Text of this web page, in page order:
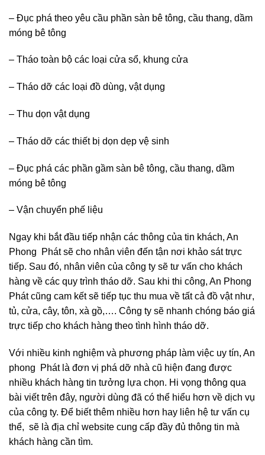
– Đục phá theo yêu cầu phần sàn bê tông, cầu thang, dầm
móng bê tông
– Tháo toàn bộ các loại cửa sổ, khung cửa
– Tháo dỡ các loại đồ dùng, vật dụng
– Thu dọn vật dụng
– Tháo dỡ các thiết bị dọn dẹp vệ sinh
– Đục phá các phần gầm sàn bê tông, cầu thang, dầm
móng bê tông
– Vận chuyển phế liệu
Ngay khi bắt đầu tiếp nhận các thông của tin khách, An
Phong Phát sẽ cho nhân viên đến tận nơi khảo sát trực
tiếp. Sau đó, nhân viên của công ty sẽ tư vấn cho khách
hàng về các quy trình tháo dỡ. Sau khi thi công, An Phong
Phát cũng cam kết sẽ tiếp tục thu mua về tất cả đồ vật như,
tủ, cửa, cây, tôn, xà gồ,…. Công ty sẽ nhanh chóng báo giá
trực tiếp cho khách hàng theo tình hình tháo dỡ.
Với nhiều kinh nghiệm và phương pháp làm việc uy tín, An
phong Phát là đơn vị phá dỡ nhà cũ hiện đang được
nhiều khách hàng tin tưởng lựa chọn. Hi vọng thông qua
bài viết trên đây, người dùng đã có thể hiểu hơn về dịch vụ
của công ty. Để biết thêm nhiều hơn hay liên hệ tư vấn cụ
thể, sẽ là địa chỉ website cung cấp đầy đủ thông tin mà
khách hàng cần tìm.